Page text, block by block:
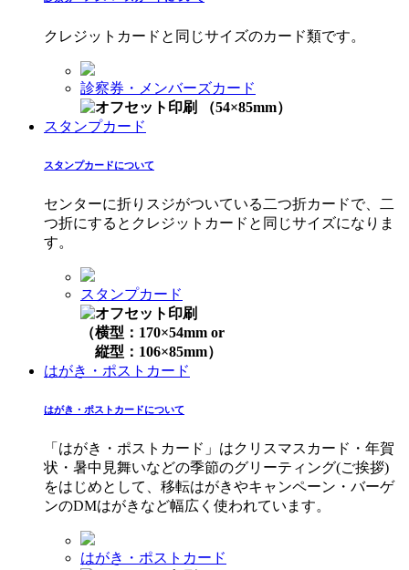
クレジットカードと同じサイズのカード類です。
診察券・メンバーズカード
（54×85mm）
スタンプカード
スタンプカードについて
センターに折りスジがついている二つ折カードで、二
つ折にするとクレジットカードと同じサイズになりま
す。
スタンプカード
（横型：170×54mm or
縦型：106×85mm）
はがき・ポストカード
はがき・ポストカードについて
「はがき・ポストカード」はクリスマスカード・年賀
状・暑中見舞いなどの季節のグリーティング(ご挨拶)
をはじめとして、移転はがきやキャンペーン・バーゲ
ンのDMはがきなど幅広く使われています。
はがき・ポストカード